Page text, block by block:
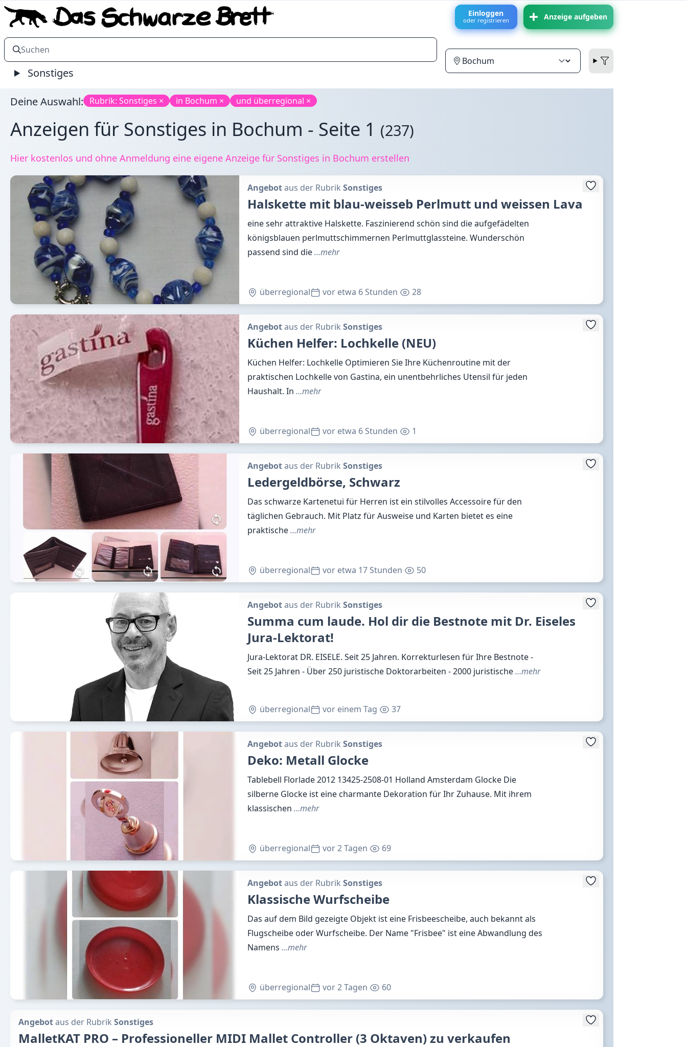
Einloggen
oder registrieren Anzeige aufgeben
Sonstiges
Deine Auswahl: Rubrik: Sonstiges × in Bochum × und überregional ×
Anzeigen für Sonstiges in Bochum - Seite 1 (237)
Hier kostenlos und ohne Anmeldung eine eigene Anzeige für Sonstiges in Bochum erstellen
Angebotaus der Rubrik Sonstiges
Halskette mit blau-weisseb Perlmutt und weissen Lava
eine sehr attraktive Halskette. Faszinierend schön sind die aufgefädelten
königsblauen perlmuttschimmernen Perlmuttglassteine. Wunderschön
passend sind die…mehr
überregional vor etwa 6 Stunden 28
Angebotaus der Rubrik Sonstiges
Küchen Helfer: Lochkelle (NEU)
Küchen Helfer: Lochkelle Optimieren Sie Ihre Küchenroutine mit der
praktischen Lochkelle von Gastina, ein unentbehrliches Utensil für jeden
Haushalt. In …mehr
überregional vor etwa 6 Stunden 1
Angebotaus der Rubrik Sonstiges
Ledergeldbörse, Schwarz
Das schwarze Kartenetui für Herren ist ein stilvolles Accessoire für den
täglichen Gebrauch. Mit Platz für Ausweise und Karten bietet es eine
praktische…mehr
überregional vor etwa 17 Stunden 50
Angebotaus der Rubrik Sonstiges
Summa cum laude. Hol dir die Bestnote mit Dr. Eiseles
Jura-Lektorat!
Jura-Lektorat DR. EISELE. Seit 25 Jahren. Korrekturlesen für Ihre Bestnote -
Seit 25 Jahren - Über 250 juristische Doktorarbeiten - 2000 juristische…mehr
überregional vor einem Tag 37
Angebotaus der Rubrik Sonstiges
Deko: Metall Glocke
Tablebell Florlade 2012 13425-2508-01 Holland Amsterdam Glocke Die
silberne Glocke ist eine charmante Dekoration für Ihr Zuhause. Mit ihrem
klassischen …mehr
überregional vor 2 Tagen 69
Angebotaus der Rubrik Sonstiges
Klassische Wurfscheibe
Das auf dem Bild gezeigte Objekt ist eine Frisbeescheibe, auch bekannt als
Flugscheibe oder Wurfscheibe. Der Name "Frisbee" ist eine Abwandlung des
Namens …mehr
überregional vor 2 Tagen 60
Angebotaus der Rubrik Sonstiges
MalletKAT PRO – Professioneller MIDI Mallet Controller (3 Oktaven) zu verkaufen